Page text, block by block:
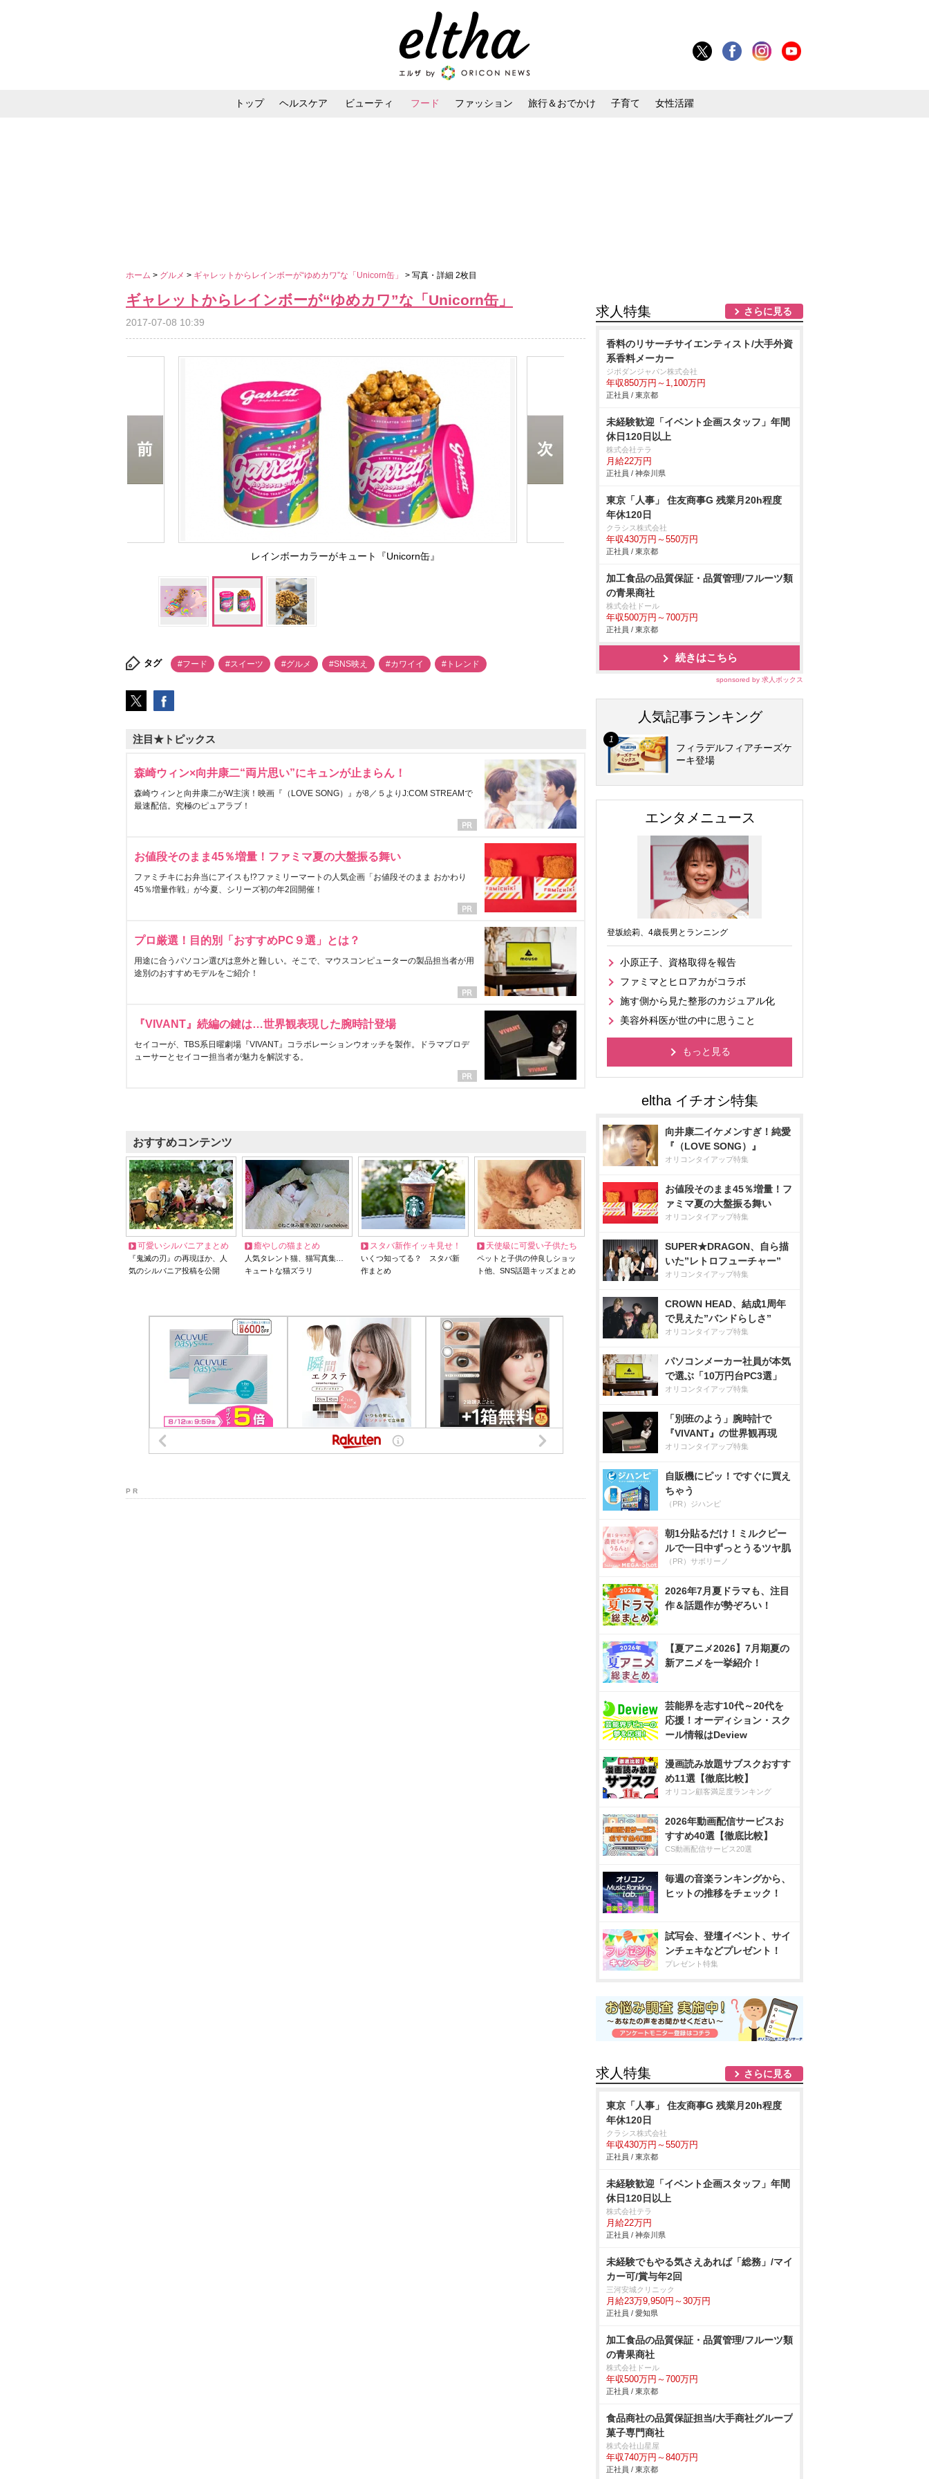
トップ ヘルスケア ビューティ フード ファッション 旅行＆おでかけ 子育て 女性活躍
ホーム > グルメ > ギャレットからレインボーが“ゆめカワ”な「Unicorn缶」 > 写真・詳細 2枚目
ギャレットからレインボーが“ゆめカワ”な「Unicorn缶」
2017-07-08 10:39
レインボーカラーがキュート『Unicorn缶』
タグ #フード #スイーツ #グルメ #SNS映え #カワイイ #トレンド
注目★トピックス
森崎ウィン×向井康二“両片思い”にキュンが止まらん！
森崎ウィンと向井康二がW主演！映画『（LOVE SONG）』が8／５よりJ:COM STREAMで
最速配信。究極のピュアラブ！
お値段そのまま45％増量！ファミマ夏の大盤振る舞い
ファミチキにお弁当にアイスも!?ファミリーマートの人気企画「お値段そのまま おかわり
45％増量作戦」が今夏、シリーズ初の年2回開催！
プロ厳選！目的別「おすすめPC９選」とは？
用途に合うパソコン選びは意外と難しい。そこで、マウスコンピューターの製品担当者が用
途別のおすすめモデルをご紹介！
『VIVANT』続編の鍵は…世界観表現した腕時計登場
セイコーが、TBS系日曜劇場『VIVANT』コラボレーションウオッチを製作。ドラマプロデ
ューサーとセイコー担当者が魅力を解説する。
おすすめコンテンツ
可愛いシルバニアまとめ
『鬼滅の刃』の再現ほか、人
気のシルバニア投稿を公開
癒やしの猫まとめ
人気タレント猫、猫写真集…
キュートな猫ズラリ
スタバ新作イッキ見せ！
いくつ知ってる？ スタバ新
作まとめ
天使級に可愛い子供たち
ペットと子供の仲良しショッ
ト他、SNS話題キッズまとめ
P R
求人特集 さらに見る
香料のリサーチサイエンティスト/大手外資
系香料メーカー
ジボダンジャパン株式会社
年収850万円～1,100万円
正社員 / 東京都
未経験歓迎「イベント企画スタッフ」年間
休日120日以上
株式会社テラ
月給22万円
正社員 / 神奈川県
東京「人事」 住友商事G 残業月20h程度
年休120日
クラシス株式会社
年収430万円～550万円
正社員 / 東京都
加工食品の品質保証・品質管理/フルーツ類
の青果商社
株式会社ドール
年収500万円～700万円
正社員 / 東京都
続きはこちら
sponsored by 求人ボックス
人気記事ランキング
フィラデルフィアチーズケ
ーキ登場
エンタメニュース
登坂絵莉、4歳長男とランニング
小原正子、資格取得を報告
ファミマとヒロアカがコラボ
施す側から見た整形のカジュアル化
美容外科医が世の中に思うこと
もっと見る
向井康二イケメンすぎ！純愛
『（LOVE SONG）』
オリコンタイアップ特集
お値段そのまま45％増量！フ
ァミマ夏の大盤振る舞い
オリコンタイアップ特集
SUPER★DRAGON、自ら描
いた”レトロフューチャー”
オリコンタイアップ特集
CROWN HEAD、結成1周年
で見えた”バンドらしさ”
オリコンタイアップ特集
パソコンメーカー社員が本気
で選ぶ「10万円台PC3選」
オリコンタイアップ特集
「別班のよう」腕時計で
『VIVANT』の世界観再現
オリコンタイアップ特集
自販機にピッ！ですぐに買え
ちゃう
（PR）ジハンピ
朝1分貼るだけ！ミルクピー
ルで一日中ずっとうるツヤ肌
（PR）サボリーノ
2026年7月夏ドラマも、注目
作＆話題作が勢ぞろい！
【夏アニメ2026】7月期夏の
新アニメを一挙紹介！
芸能界を志す10代～20代を
応援！オーディション・スク
ール情報はDeview
漫画読み放題サブスクおすす
め11選【徹底比較】
オリコン顧客満足度ランキング
2026年動画配信サービスお
すすめ40選【徹底比較】
CS動画配信サービス20選
毎週の音楽ランキングから、
ヒットの推移をチェック！
試写会、登壇イベント、サイ
ンチェキなどプレゼント！
プレゼント特集
求人特集 さらに見る
東京「人事」 住友商事G 残業月20h程度
年休120日
クラシス株式会社
年収430万円～550万円
正社員 / 東京都
未経験歓迎「イベント企画スタッフ」年間
休日120日以上
株式会社テラ
月給22万円
正社員 / 神奈川県
未経験でもやる気さえあれば「総務」/マイ
カー可/賞与年2回
三河安城クリニック
月給23万9,950円～30万円
正社員 / 愛知県
加工食品の品質保証・品質管理/フルーツ類
の青果商社
株式会社ドール
年収500万円～700万円
正社員 / 東京都
食品商社の品質保証担当/大手商社グループ
菓子専門商社
株式会社山星屋
年収740万円～840万円
正社員 / 東京都